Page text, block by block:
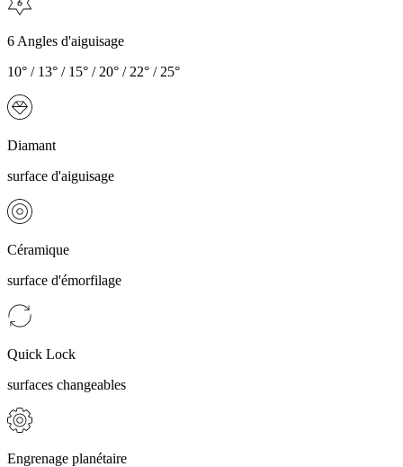
6 Angles d'aiguisage
10° / 13° / 15° / 20° / 22° / 25°
Diamant
surface d'aiguisage
Céramique
surface d'émorfilage
Quick Lock
surfaces changeables
Engrenage planétaire